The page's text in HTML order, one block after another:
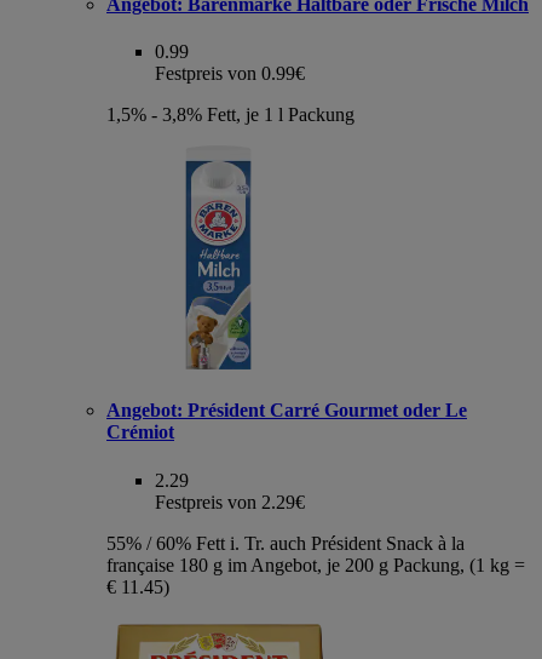
Angebot: Bärenmarke Haltbare oder Frische Milch
0.99
Festpreis von 0.99€
1,5% - 3,8% Fett, je 1 l Packung
Angebot: Président Carré Gourmet oder Le
Crémiot
2.29
Festpreis von 2.29€
55% / 60% Fett i. Tr. auch Président Snack à la
française 180 g im Angebot, je 200 g Packung, (1 kg =
€ 11.45)